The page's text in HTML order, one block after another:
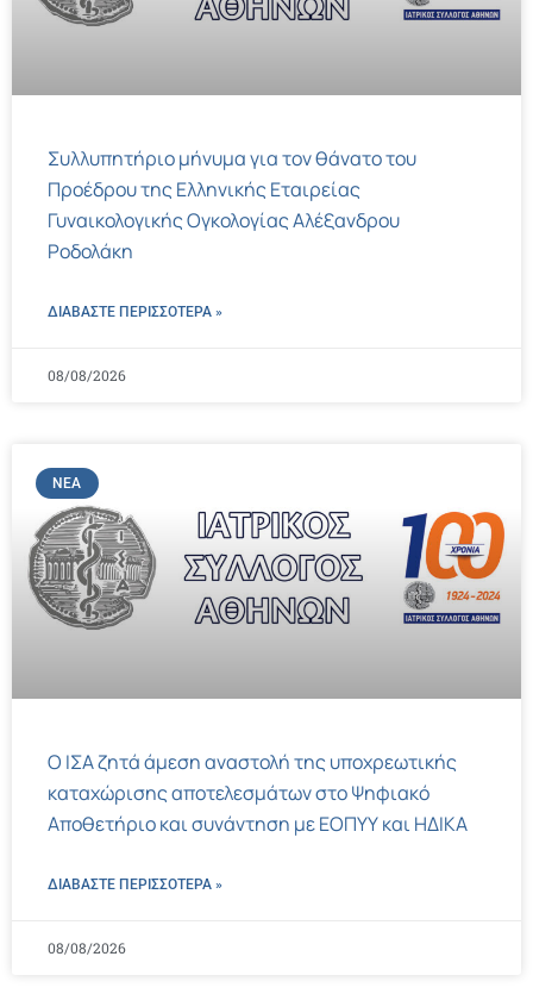
Συλλυπητήριο μήνυμα για τον θάνατο του
Προέδρου της Ελληνικής Εταιρείας
Γυναικολογικής Ογκολογίας Αλέξανδρου
Ροδολάκη
ΔΙΑΒΑΣΤΕ ΠΕΡΙΣΣΌΤΕΡΑ »
08/08/2026
ΝΈΑ
Ο ΙΣΑ ζητά άμεση αναστολή της υποχρεωτικής
καταχώρισης αποτελεσμάτων στο Ψηφιακό
Αποθετήριο και συνάντηση με ΕΟΠΥΥ και ΗΔΙΚΑ
ΔΙΑΒΑΣΤΕ ΠΕΡΙΣΣΌΤΕΡΑ »
08/08/2026